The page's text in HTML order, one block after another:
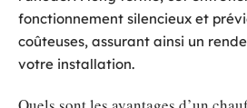
fonctionnement silencieux et
coûteuses, assurant ainsi un
votre installation.